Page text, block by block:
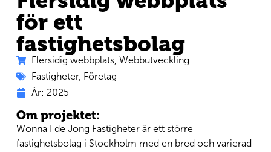
för ett
fastighetsbolag
Flersidig webbplats, Webbutveckling
Fastigheter, Företag
År: 2025
Om projektet:
Wonna I de Jong Fastigheter är ett större
fastighetsbolag i Stockholm med en bred och varierad